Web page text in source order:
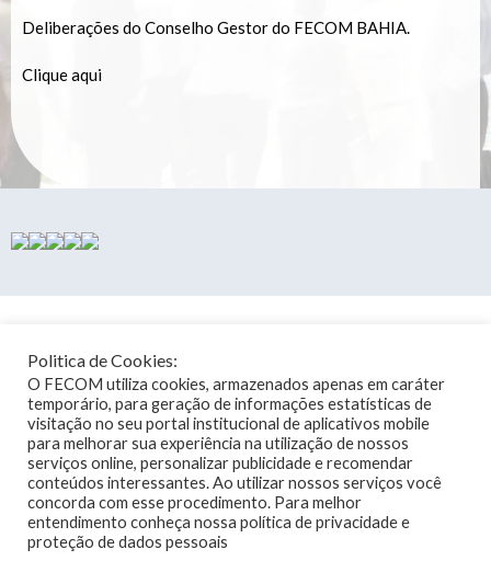
Deliberações do Conselho Gestor do FECOM BAHIA.
Clique aqui
HORÁRIO DE ATENDIMENTO
DE SEGUNDA À QUINTA-FEIRA: DAS 8H AS 12H E DAS 13 AS 18H
SEXTA-FEIRA: DAS 8H AS 12H E DAS 13H AS 17H
(71) 33415743 - 33415668 - 33420272 - 33415346
FECOM BAHIA
AVENIDA TANCREDO NEVES, 2539, ED. CEO SALVADOR SHOPPING
TORRE NOVA IORQUE, 25 ANDAR, SALAS 2501-2516 - CEP: 41.820-774,
SALVADOR - BAHIA
Politica de Cookies:
O FECOM utiliza cookies, armazenados apenas em caráter
temporário, para geração de informações estatísticas de
visitação no seu portal institucional de aplicativos mobile
para melhorar sua experiência na utilização de nossos
serviços online, personalizar publicidade e recomendar
conteúdos interessantes. Ao utilizar nossos serviços você
concorda com esse procedimento. Para melhor
entendimento conheça nossa política de privacidade e
proteção de dados pessoais